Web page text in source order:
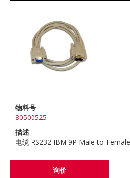
物料号
80500525
描述
电缆 RS232 IBM 9P Male-to-Female
询价